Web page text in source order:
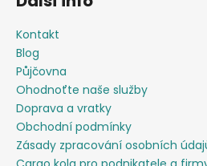
Kontakt
Blog
Půjčovna
Ohodnoťte naše služby
Doprava a vratky
Obchodní podmínky
Zásady zpracování osobních